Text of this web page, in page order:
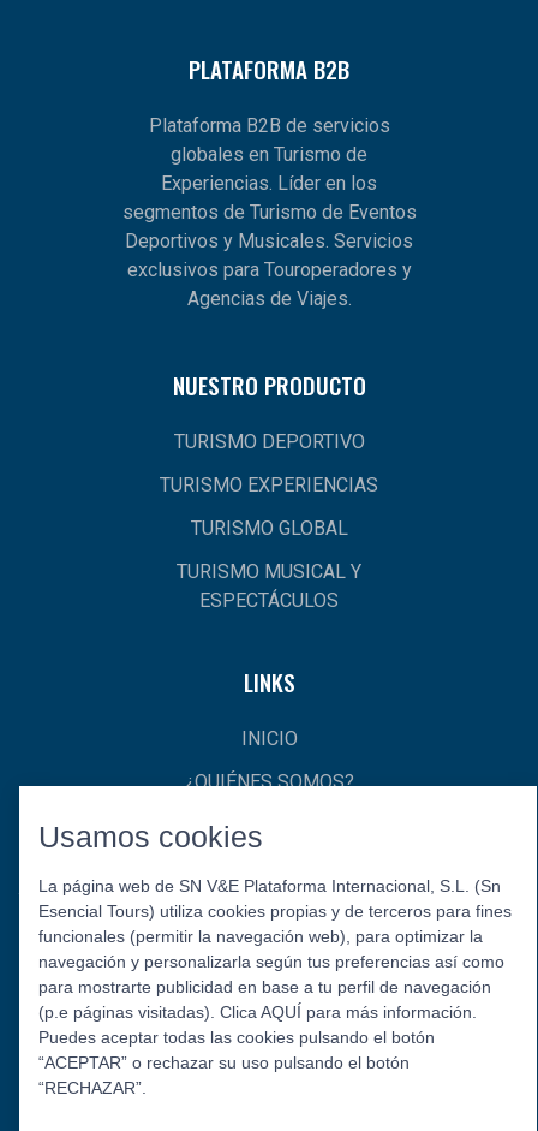
PLATAFORMA B2B
Plataforma B2B de servicios
globales en Turismo de
Experiencias. Líder en los
segmentos de Turismo de Eventos
Deportivos y Musicales. Servicios
exclusivos para Touroperadores y
Agencias de Viajes.
NUESTRO PRODUCTO
TURISMO DEPORTIVO
TURISMO EXPERIENCIAS
TURISMO GLOBAL
TURISMO MUSICAL Y
ESPECTÁCULOS
LINKS
INICIO
¿QUIÉNES SOMOS?
CONTACTO
Política de Privacidad Aviso LegalPolítica de Cookies
© 2026 Esencial Tours.
Usamos cookies
La página web de SN V&E Plataforma Internacional, S.L. (Sn
Esencial Tours) utiliza cookies propias y de terceros para fines
funcionales (permitir la navegación web), para optimizar la
navegación y personalizarla según tus preferencias así como
para mostrarte publicidad en base a tu perfil de navegación
(p.e páginas visitadas). Clica AQUÍ para más información.
Puedes aceptar todas las cookies pulsando el botón
“ACEPTAR” o rechazar su uso pulsando el botón
“RECHAZAR”.